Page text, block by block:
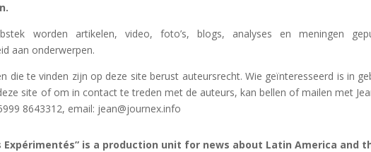
worden artikelen, video, foto’s, blogs, analyses en meningen
aan onderwerpen.
die te vinden zijn op deze site berust auteursrecht. Wie geïnteresseerd is in
site of om in contact te treden met de auteurs, kan bellen of mailen met
8643312, email: jean@journex.info
Expérimentés” is a production unit for news about Latin America and